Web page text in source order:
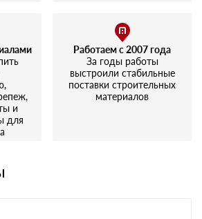
и
для
Работаем с 2007 года
За годы работы
выстроили стабильные
поставки строительных
материалов